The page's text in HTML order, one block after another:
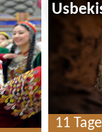
11 Tage